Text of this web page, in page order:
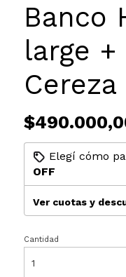
Banco
large +
Cereza
Elegí cómo
OFF
Ver cuotas y
Cantidad